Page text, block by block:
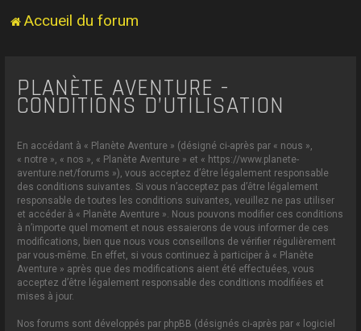
Accueil du forum
PLANÈTE AVENTURE -
CONDITIONS D’UTILISATION
En accédant à « Planète Aventure » (désigné ci-après par « nous »,
« notre », « nos », « Planète Aventure » et « https://www.planete-
aventure.net/forums »), vous acceptez d’être légalement responsable
des conditions suivantes. Si vous n’acceptez pas d’être légalement
responsable de toutes les conditions suivantes, veuillez ne pas utiliser
et accéder à « Planète Aventure ». Nous pouvons modifier ces conditions
à n’importe quel moment et nous essaierons de vous informer de ces
modifications, bien que nous vous conseillons de vérifier régulièrement
par vous-même. En effet, si vous continuez à participer à « Planète
Aventure » après que des modifications aient été effectuées, vous
acceptez d’être légalement responsable des conditions modifiées et
mises à jour.
Nos forums sont développés par phpBB (désignés ci-après par « logiciel